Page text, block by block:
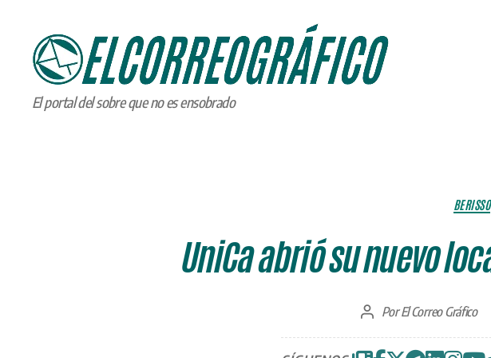
ELCORREOGRÁFICO
El portal del sobre que no es ensobrado
BERISSO
UniCa abrió su nuevo
Autor
la
PorEl Correo Gráfico